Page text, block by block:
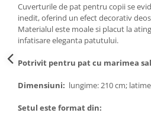
Cuverturile de pat pentru copii se
inedit, oferind un efect decorativ
Materialul este moale si placut la
infatisare eleganta patutului.
Potrivit pentru pat cu marimea
Dimensiuni: lungime: 210 cm;
Setul este format din: